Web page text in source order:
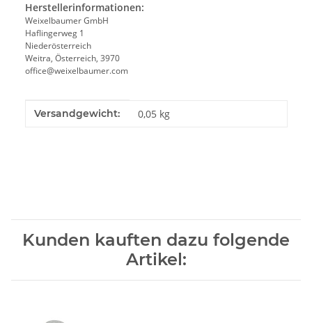
Herstellerinformationen:
Weixelbaumer GmbH
Haflingerweg 1
Niederösterreich
Weitra, Österreich, 3970
office@weixelbaumer.com
Produkteigenschaft
Wert
Versandgewicht: 0,05 kg
Kunden kauften dazu folgende
Artikel: